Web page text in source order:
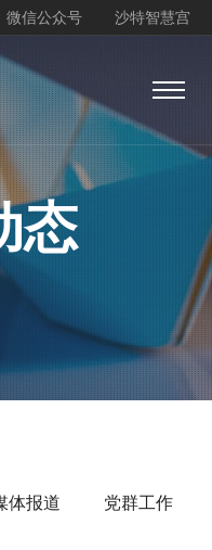
沙特智慧宫
微信公众号
态
体报道 党群工作